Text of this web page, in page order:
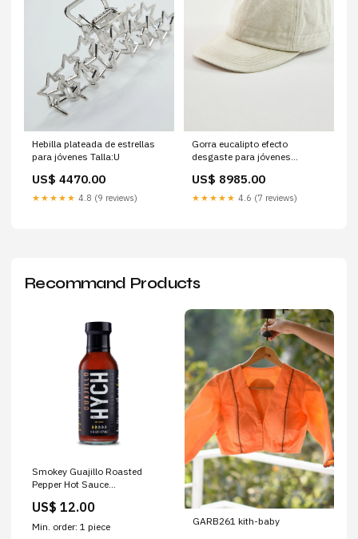
Hebilla plateada de estrellas
para jóvenes Talla:U
US$ 4470.00
★★★★★ 4.8 (9 reviews)
Gorra eucalipto efecto
desgaste para jóvenes
US$ 8985.00
★★★★★ 4.6 (7 reviews)
Recommand Products
Smokey Guajillo Roasted
Pepper Hot Sauce
US$ 12.00
Min. order: 1 piece GARB261 kith-baby